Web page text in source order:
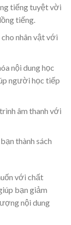
tiếng tuyệt vời
tiếng.
nhân vật với
nội dung học
người học tiếp
âm thanh với
thành sách
với chất
bạn giảm
nội dung